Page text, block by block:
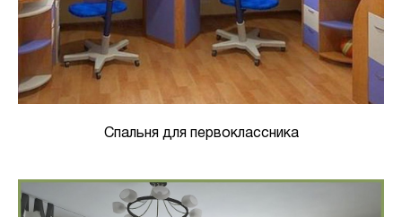
Спальня для первоклассника